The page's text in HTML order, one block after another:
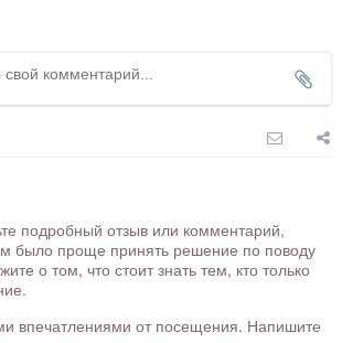
подробный отзыв или комментарий,
было проще принять решение по поводу
о том, что стоит знать тем, кто только
впечатлениями от посещения. Напишите